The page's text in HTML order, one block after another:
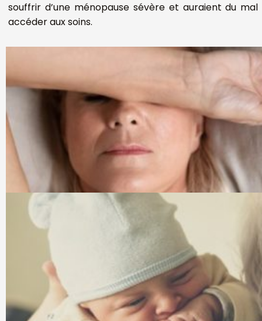
souffrir d’une ménopause sévère et auraient du mal
accéder aux soins.